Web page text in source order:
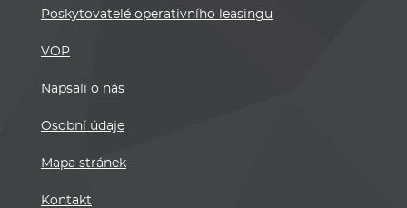
Poskytovatelé operativního leasingu
VOP
Napsali o nás
Osobní údaje
Mapa stránek
Kontakt